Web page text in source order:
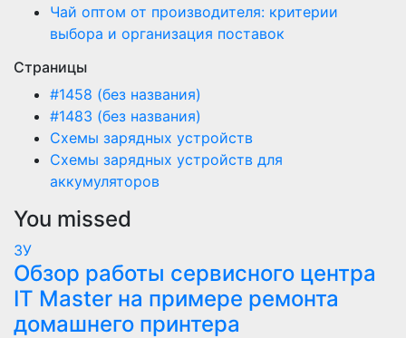
Чай оптом от производителя: критерии
выбора и организация поставок
Страницы
#1458 (без названия)
#1483 (без названия)
Схемы зарядных устройств
Схемы зарядных устройств для
аккумуляторов
You missed
ЗУ
Обзор работы сервисного центра
IT Master на примере ремонта
домашнего принтера